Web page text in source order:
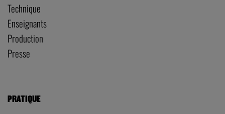
Technique
Enseignants
Production
Presse
PRATIQUE